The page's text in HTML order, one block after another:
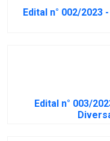
Edital n° 002/
Edital n° 003/